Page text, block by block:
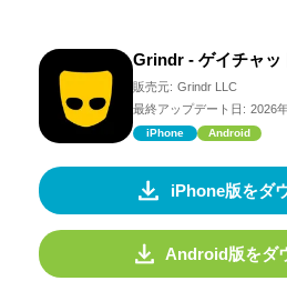
Grindr - ゲイチャッ
販売元: Grindr LLC
最終アップデート日: 2026
iPhone Android
iPhone版をダ
Android版をダ